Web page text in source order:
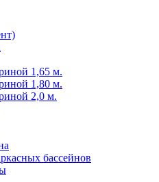
1,65 м.
1,80 м.
2,0 м.
бассейнов